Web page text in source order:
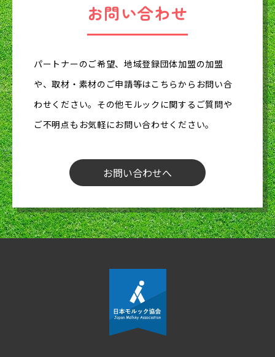
お問い合わせ
パートナーのご希望、地域登録団体加盟の加盟
や、取材・素材のご申請等はこちらからお問い合
わせください。その他モルックに関するご質問や
ご不明点もお気軽にお問い合わせください。
お問い合わせへ